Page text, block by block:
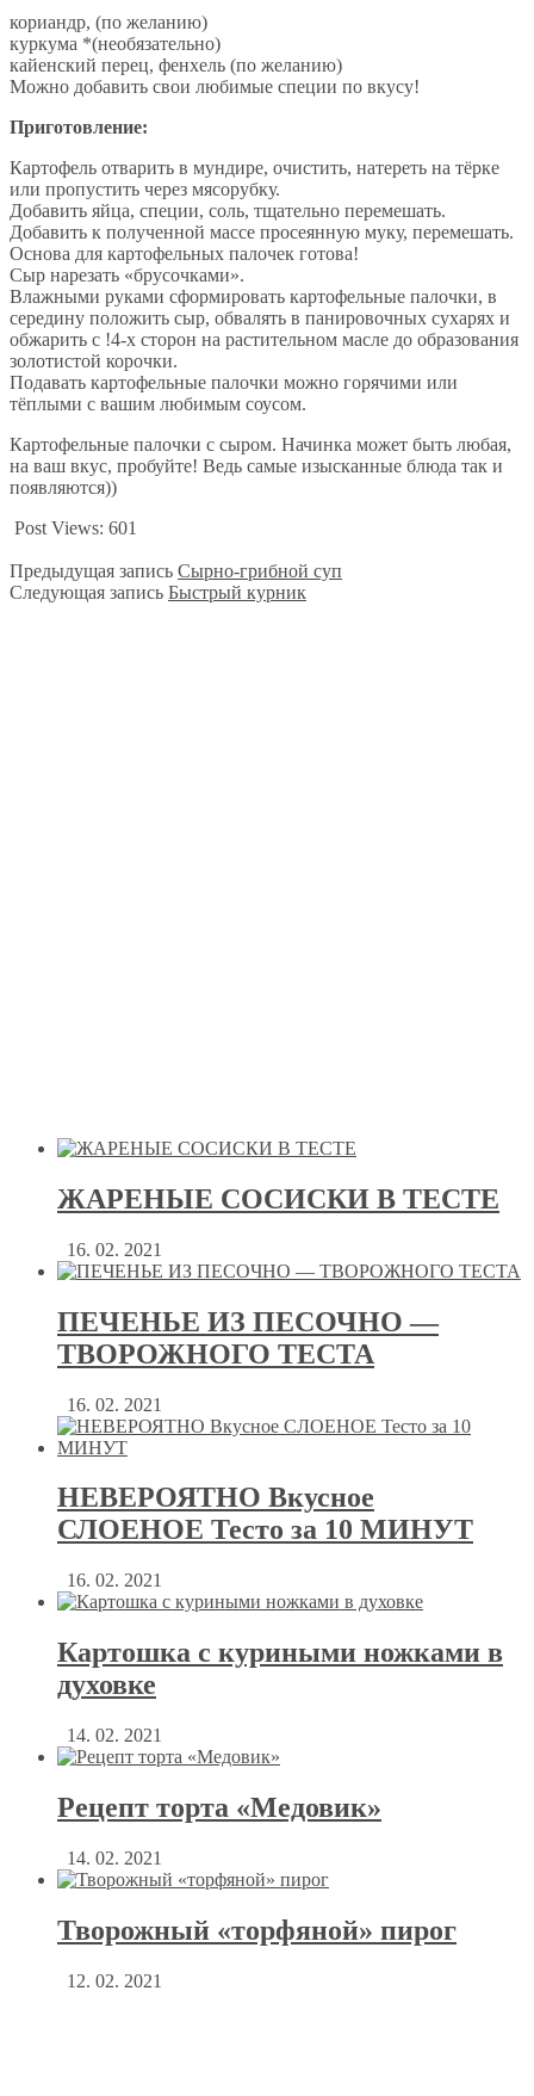
кориандр, (по желанию)
куркума *(необязательно)
кайенский перец, фенхель (по желанию)
Можно добавить свои любимые специи по вкусу!
Приготовление:
Картофель отварить в мундире, очистить, натереть на тёрке
или пропустить через мясорубку.
Добавить яйца, специи, соль, тщательно перемешать.
Добавить к полученной массе просеянную муку, перемешать.
Основа для картофельных палочек готова!
Сыр нарезать «брусочками».
Влажными руками сформировать картофельные палочки, в
середину положить сыр, обвалять в панировочных сухарях и
обжарить с !4-х сторон на растительном масле до образования
золотистой корочки.
Подавать картофельные палочки можно горячими или
тёплыми с вашим любимым соусом.
Картофельные палочки с сыром. Начинка может быть любая,
на ваш вкус, пробуйте! Ведь самые изысканные блюда так и
появляются))
Post Views: 601
Предыдущая запись Сырно-грибной суп
Следующая запись Быстрый курник
ЖАРЕНЫЕ СОСИСКИ В ТЕСТЕ
16. 02. 2021
ПЕЧЕНЬЕ ИЗ ПЕСОЧНО —
ТВОРОЖНОГО ТЕСТА
16. 02. 2021
НЕВЕРОЯТНО Вкусное
СЛОЕНОЕ Тесто за 10 МИНУТ
16. 02. 2021
Картошка с куриными ножками в
духовке
14. 02. 2021
Рецепт торта «Медовик»
14. 02. 2021
Творожный «торфяной» пирог
12. 02. 2021